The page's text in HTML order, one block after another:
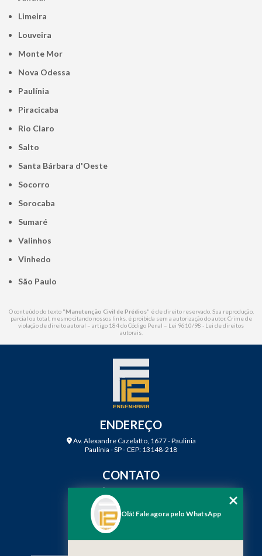
Limeira
Louveira
Monte Mor
Nova Odessa
Paulínia
Piracicaba
Rio Claro
Salto
Santa Bárbara d'Oeste
Socorro
Sorocaba
Sumaré
Valinhos
Vinhedo
São Paulo
O conteúdo do texto "Manutenção Civil de Prédios" é de direito reservado. Sua reprodução,
parcial ou total, mesmo citando nossos links, é proibida sem a autorização do autor. Crime de
violação de direito autoral – artigo 184 do Código Penal – Lei 9610/98 - Lei de direitos
autorais.
ENDEREÇO
Av. Alexandre Cazelatto, 1677 - Paulinia
Paulínia - SP - CEP: 13148-218
CONTATO
(19) 99968-7979
contato@f12engenharia.com.br
MENU
Olá! Fale agora pelo WhatsApp